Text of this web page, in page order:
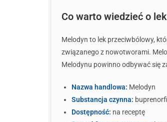
Co warto wiedzieć o
Melodyn to lek przeciwbólowy,
związanego z nowotworami.
Melodynu powinno odbywać się
Nazwa handlowa: Melodyn
Substancja czynna:
Dostępność: na receptę